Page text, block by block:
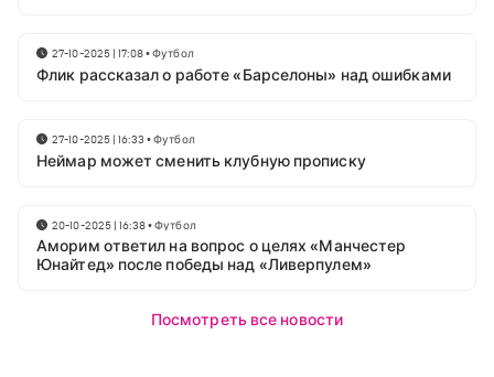
27-10-2025 | 17:08•Футбол
Флик рассказал о работе «Барселоны» над ошибками
27-10-2025 | 16:33 •Футбол
Неймар может сменить клубную прописку
20-10-2025 | 16:38•Футбол
Аморим ответил на вопрос о целях «Манчестер
Юнайтед» после победы над «Ливерпулем»
Посмотреть все новости